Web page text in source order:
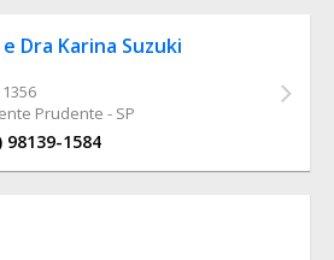
Dra Karina Suzuki
1356
Prudente - SP
98139-1584